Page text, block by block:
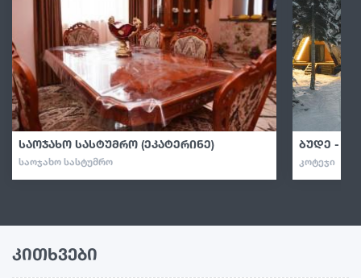
საოჯახო სასტუმრო (ეკატერინე)
ᲡᲐᲝᲯᲐᲮᲝ ᲡᲐᲡᲢᲣᲛᲠᲝ
ბუდე -
ᲙᲝᲢᲔᲯᲘ
კითხვები